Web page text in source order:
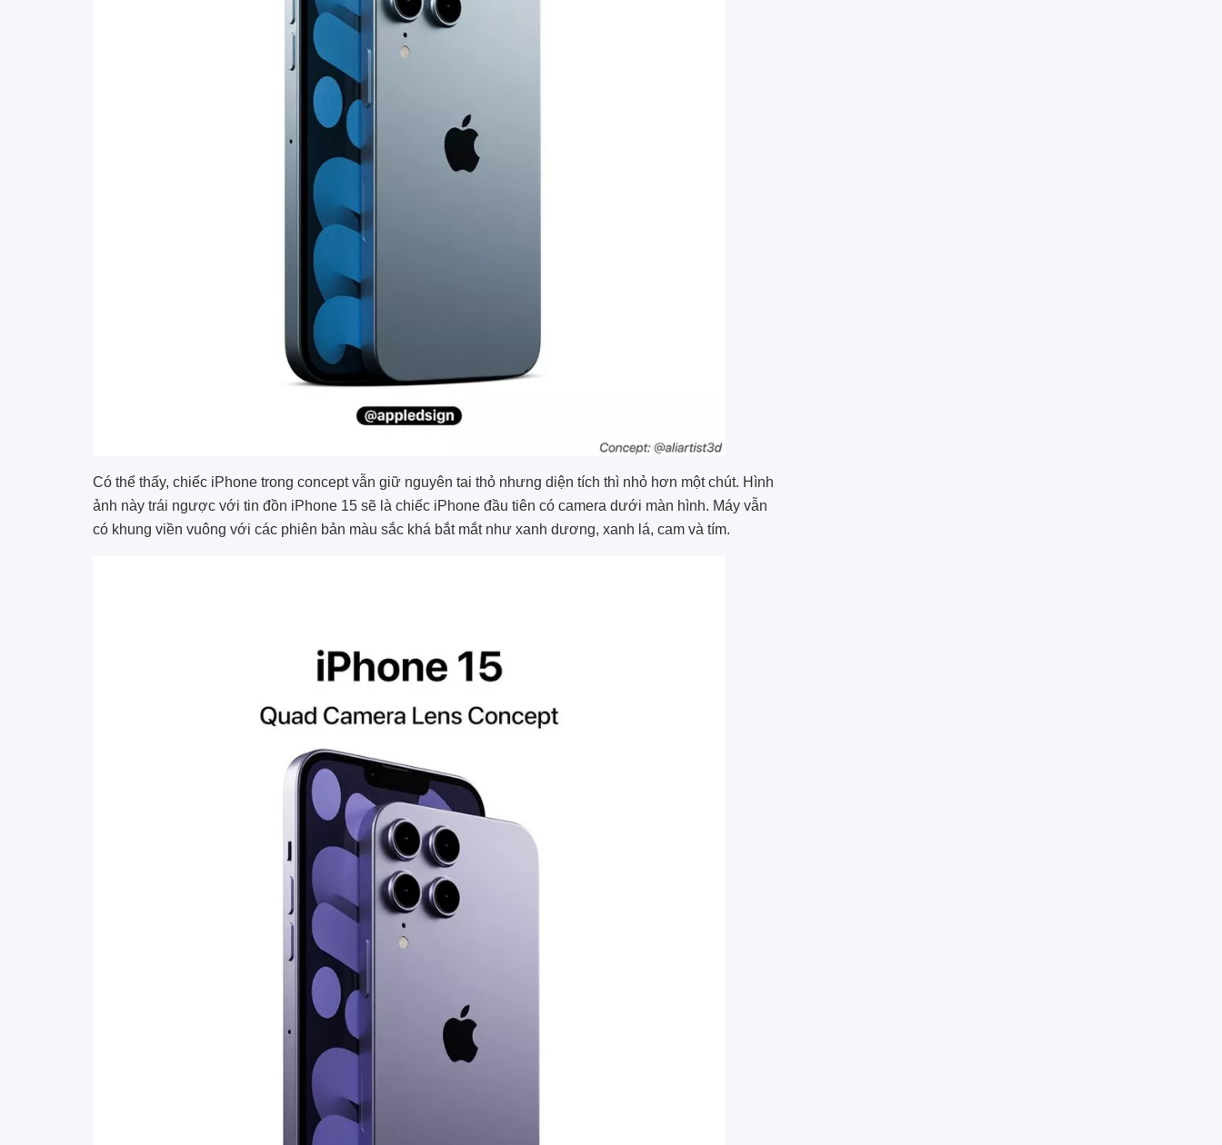
Có thể thấy, chiếc iPhone trong concept vẫn giữ nguyên tai thỏ nhưng diện tích thì nhỏ hơn một chút. Hình
ảnh này trái ngược với tin đồn iPhone 15 sẽ là chiếc iPhone đầu tiên có camera dưới màn hình. Máy vẫn
có khung viền vuông với các phiên bản màu sắc khá bắt mắt như xanh dương, xanh lá, cam và tím.